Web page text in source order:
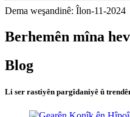
Dema weşandinê: Îlon-11-2024
Berhemên mîna hev
Blog
Li ser rastiyên pargîdaniyê û